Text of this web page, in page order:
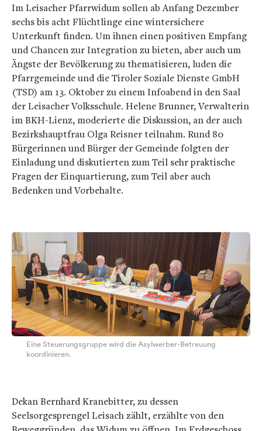
Im Leisacher Pfarrwidum sollen ab Anfang Dezember
sechs bis acht Flüchtlinge eine wintersichere
Unterkunft finden. Um ihnen einen positiven Empfang
und Chancen zur Integration zu bieten, aber auch um
Ängste der Bevölkerung zu thematisieren, luden die
Pfarrgemeinde und die Tiroler Soziale Dienste GmbH
(TSD) am 13. Oktober zu einem Infoabend in den Saal
der Leisacher Volksschule. Helene Brunner, Verwalterin
im BKH-Lienz, moderierte die Diskussion, an der auch
Bezirkshauptfrau Olga Reisner teilnahm. Rund 80
Bürgerinnen und Bürger der Gemeinde folgten der
Einladung und diskutierten zum Teil sehr praktische
Fragen der Einquartierung, zum Teil aber auch
Bedenken und Vorbehalte.
Eine Steuerungsgruppe wird die Asylwerber-Betreuung
koordinieren.
Dekan Bernhard Kranebitter, zu dessen
Seelsorgesprengel Leisach zählt, erzählte von den